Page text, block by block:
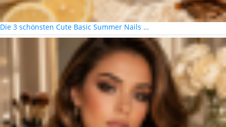
Die 3 schönsten Cute Basic Summer Nails …